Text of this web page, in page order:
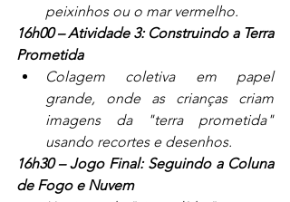
peixinhos ou o mar vermelho.
16h00 – Atividade 3: Construindo a Terra
Prometida
Colagem coletiva em papel
grande, onde as crianças criam
imagens da "terra prometida"
usando recortes e desenhos.
16h30 – Jogo Final: Seguindo a Coluna
de Fogo e Nuvem